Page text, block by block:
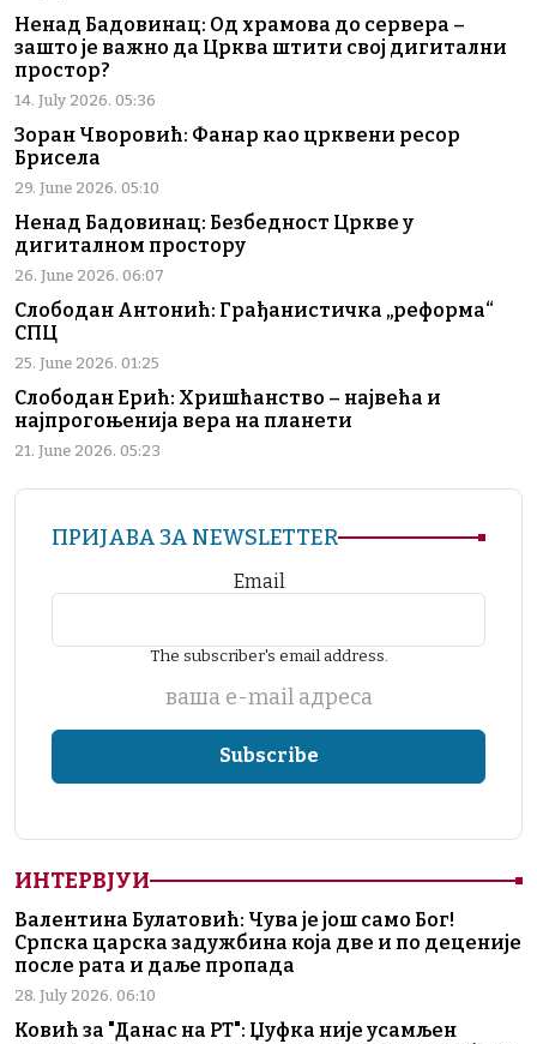
Ненад Бадовинац: Од храмова до сервера –
зашто је важно да Црква штити свој дигитални
простор?
14. July 2026. 05:36
Зоран Чворовић: Фанар као црквени ресор
Брисела
29. June 2026. 05:10
Ненад Бадовинац: Безбедност Цркве у
дигиталном простору
26. June 2026. 06:07
Слободан Антонић: Грађанистичка „реформа“
СПЦ
25. June 2026. 01:25
Слободан Ерић: Хришћанство – највећа и
најпрогоњенија вера на планети
21. June 2026. 05:23
ПРИЈАВА ЗА NEWSLETTER
Email
The subscriber's email address.
ваша е-mail адреса
ИНТЕРВЈУИ
Валентина Булатовић: Чува је још само Бог!
Српска царска задужбина која две и по деценије
после рата и даље пропада
28. July 2026. 06:10
Ковић за "Данас на РТ": Џуфка није усамљен